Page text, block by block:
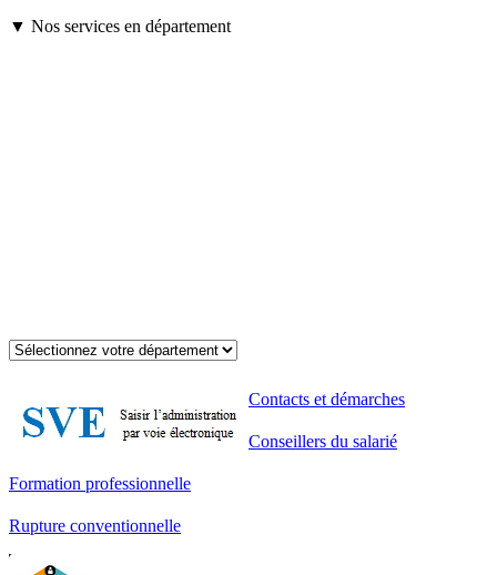
▼ Nos services en département
Contacts et démarches
Conseillers du salarié
Formation professionnelle
Rupture conventionnelle